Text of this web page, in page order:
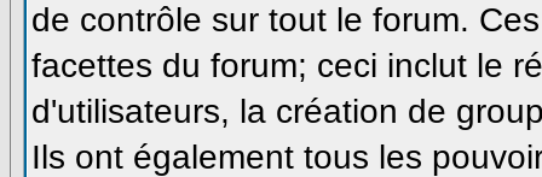
de contrôle sur tout le forum.
facettes du forum; ceci inclut le
d'utilisateurs, la création de
Ils ont également tous les